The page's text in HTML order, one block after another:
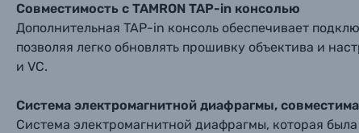
Совместимость с TAMRON TAP-in консолью
Дополнительная TAP-in консоль обеспечивает
позволяя легко обновлять прошивку объектива и
и VC.
Система электромагнитной диафрагмы,
Система электромагнитной диафрагмы, которая